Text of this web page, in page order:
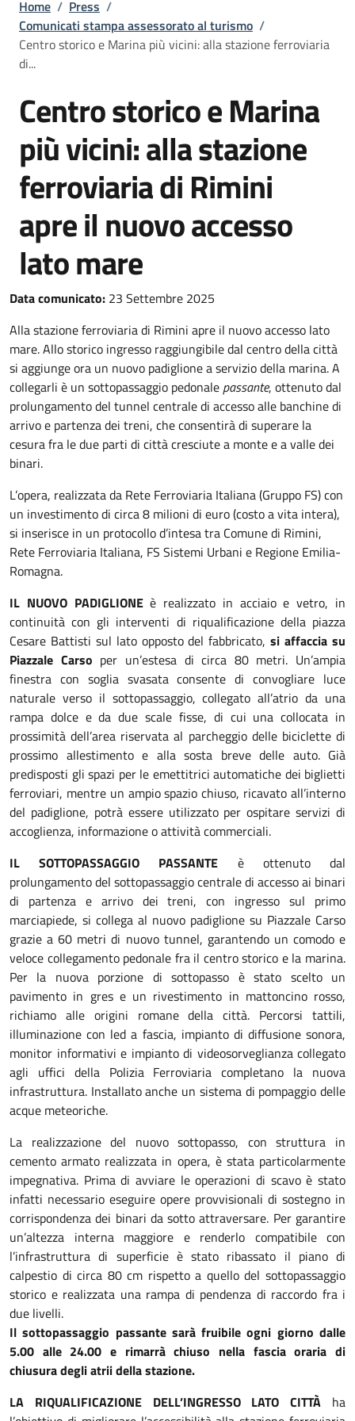
Home / Press /
Comunicati stampa assessorato al turismo /
Centro storico e Marina più vicini: alla stazione ferroviaria
di...
Centro storico e Marina
più vicini: alla stazione
ferroviaria di Rimini
apre il nuovo accesso
lato mare
Data comunicato: 23 Settembre 2025
Alla stazione ferroviaria di Rimini apre il nuovo accesso lato
mare. Allo storico ingresso raggiungibile dal centro della città
si aggiunge ora un nuovo padiglione a servizio della marina. A
collegarli è un sottopassaggio pedonale passante, ottenuto dal
prolungamento del tunnel centrale di accesso alle banchine di
arrivo e partenza dei treni, che consentirà di superare la
cesura fra le due parti di città cresciute a monte e a valle dei
binari.
L’opera, realizzata da Rete Ferroviaria Italiana (Gruppo FS) con
un investimento di circa 8 milioni di euro (costo a vita intera),
si inserisce in un protocollo d’intesa tra Comune di Rimini,
Rete Ferroviaria Italiana, FS Sistemi Urbani e Regione Emilia-
Romagna.
IL NUOVO PADIGLIONEè realizzato in acciaio e vetro, in
continuità con gli interventi di riqualificazione della piazza
Cesare Battisti sul lato opposto del fabbricato,si affaccia su
Piazzale Carso per un’estesa di circa 80 metri. Un’ampia
finestra con soglia svasata consente di convogliare luce
naturale verso il sottopassaggio, collegato all’atrio da una
rampa dolce e da due scale fisse, di cui una collocata in
prossimità dell’area riservata al parcheggio delle biciclette di
prossimo allestimento e alla sosta breve delle auto. Già
predisposti gli spazi per le emettitrici automatiche dei biglietti
ferroviari, mentre un ampio spazio chiuso, ricavato all’interno
del padiglione, potrà essere utilizzato per ospitare servizi di
accoglienza, informazione o attività commerciali.
IL SOTTOPASSAGGIO PASSANTE è ottenuto dal
prolungamento del sottopassaggio centrale di accesso ai binari
di partenza e arrivo dei treni, con ingresso sul primo
marciapiede, si collega al nuovo padiglione su Piazzale Carso
grazie a 60 metri di nuovo tunnel, garantendo un comodo e
veloce collegamento pedonale fra il centro storico e la marina.
Per la nuova porzione di sottopasso è stato scelto un
pavimento in gres e un rivestimento in mattoncino rosso,
richiamo alle origini romane della città. Percorsi tattili,
illuminazione con led a fascia, impianto di diffusione sonora,
monitor informativi e impianto di videosorveglianza collegato
agli uffici della Polizia Ferroviaria completano la nuova
infrastruttura. Installato anche un sistema di pompaggio delle
acque meteoriche.
La realizzazione del nuovo sottopasso, con struttura in
cemento armato realizzata in opera, è stata particolarmente
impegnativa. Prima di avviare le operazioni di scavo è stato
infatti necessario eseguire opere provvisionali di sostegno in
corrispondenza dei binari da sotto attraversare. Per garantire
un’altezza interna maggiore e renderlo compatibile con
l’infrastruttura di superficie è stato ribassato il piano di
calpestio di circa 80 cm rispetto a quello del sottopassaggio
storico e realizzata una rampa di pendenza di raccordo fra i
due livelli.
Il sottopassaggio passante sarà fruibile ogni giorno dalle
5.00 alle 24.00 e rimarrà chiuso nella fascia oraria di
chiusura degli atrii della stazione.
LA RIQUALIFICAZIONE DELL’INGRESSO LATO CITTÀ ha